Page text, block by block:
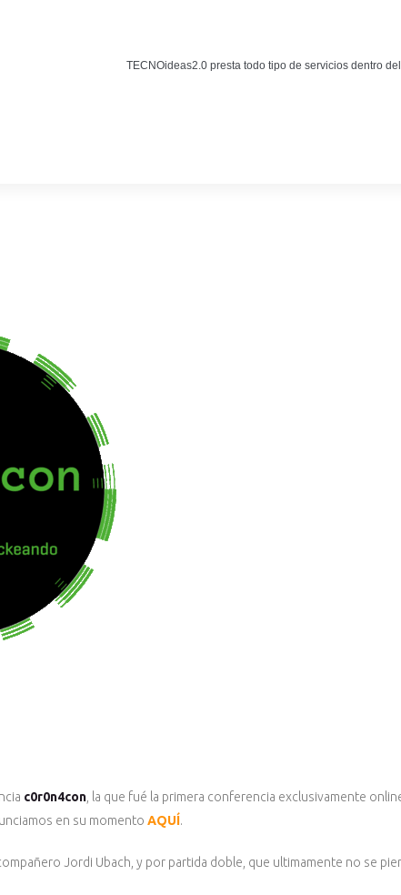
TECNOideas2.0 presta todo tipo de servicios dentro
Noticias tecnológicas.
c0r0n4con , la que fué la primera conferencia exclusivamente
en su momento AQUÍ.
Jordi Ubach, y por partida doble, que ultimamente no se